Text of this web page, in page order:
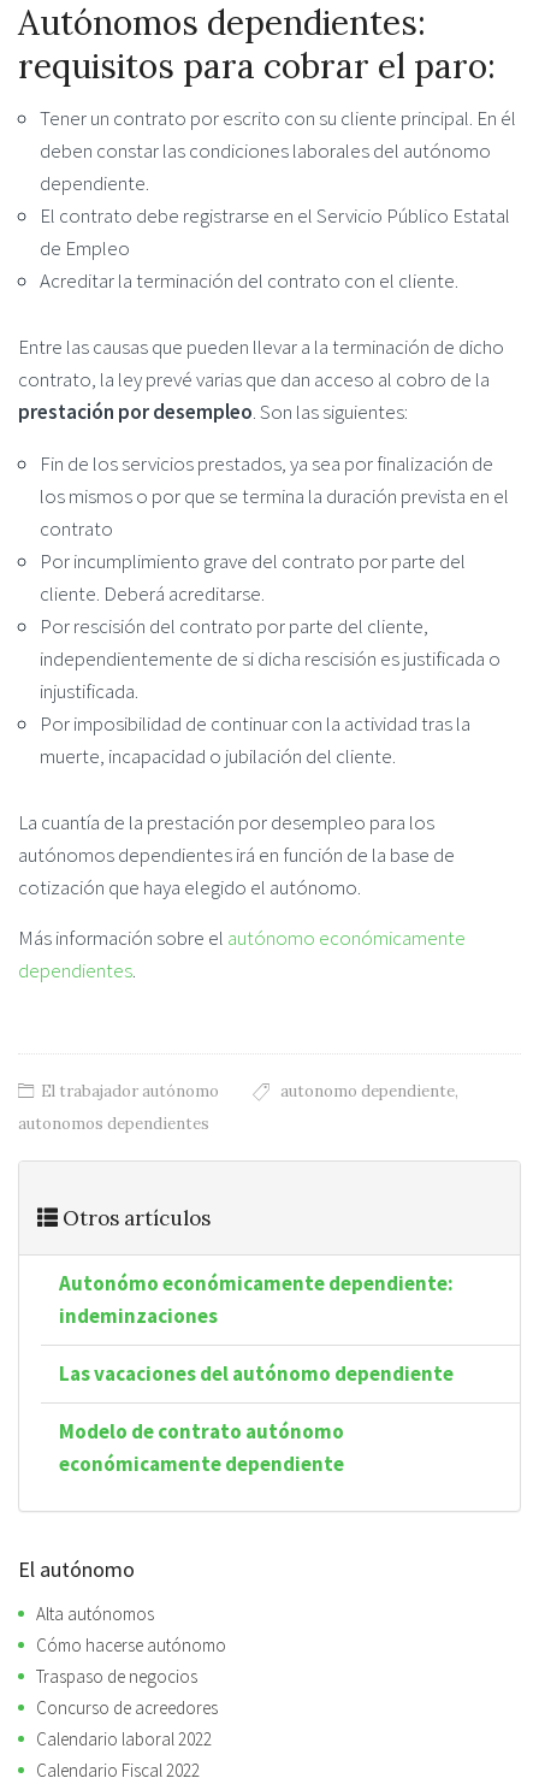
Autónomos dependientes:
requisitos para cobrar el paro:
Tener un contrato por escrito con su cliente principal. En él
deben constar las condiciones laborales del autónomo
dependiente.
El contrato debe registrarse en el Servicio Público Estatal
de Empleo
Acreditar la terminación del contrato con el cliente.
Entre las causas que pueden llevar a la terminación de dicho
contrato, la ley prevé varias que dan acceso al cobro de la
prestación por desempleo. Son las siguientes:
Fin de los servicios prestados, ya sea por finalización de
los mismos o por que se termina la duración prevista en el
contrato
Por incumplimiento grave del contrato por parte del
cliente. Deberá acreditarse.
Por rescisión del contrato por parte del cliente,
independientemente de si dicha rescisión es justificada o
injustificada.
Por imposibilidad de continuar con la actividad tras la
muerte, incapacidad o jubilación del cliente.
La cuantía de la prestación por desempleo para los
autónomos dependientes irá en función de la base de
cotización que haya elegido el autónomo.
Más información sobre el autónomo económicamente
dependientes.
El trabajador autónomo autonomo dependiente,
autonomos dependientes
Otros artículos
Autonómo económicamente dependiente:
indeminzaciones
Las vacaciones del autónomo dependiente
Modelo de contrato autónomo
económicamente dependiente
El autónomo
Alta autónomos
Cómo hacerse autónomo
Traspaso de negocios
Concurso de acreedores
Calendario laboral 2022
Calendario Fiscal 2022